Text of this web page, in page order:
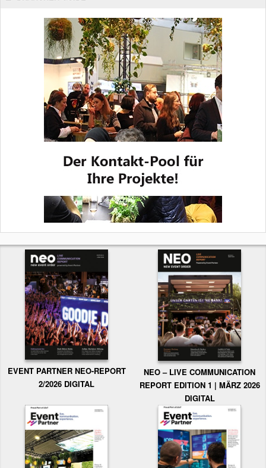
EVENT PARTNER NEO-REPORT
2/2026 DIGITAL
NEO – LIVE COMMUNICATION
REPORT EDITION 1 | MÄRZ 2026
DIGITAL